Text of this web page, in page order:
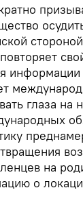
глаза на
на
о